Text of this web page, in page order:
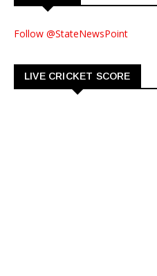
Follow @StateNewsPoint
LIVE CRICKET SCORE